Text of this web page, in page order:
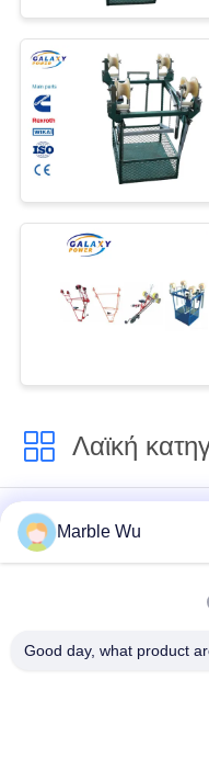
Λαϊκή
εξοπλισμός
γραμμών μετάδοσης
με σπάγγο τον
Marble Wu
Good day, what product